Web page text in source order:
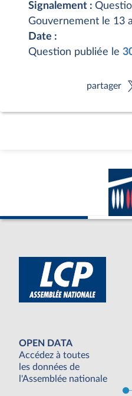
Signalement :
Gouvernement le 13
Date :
Question publiée le
partager
OPEN DATA
Accédez à toutes
les données de
l'Assemblée nationale